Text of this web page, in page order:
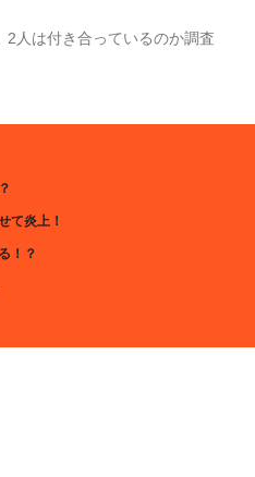
2人は付き合っているのか調査
て炎上！
！？